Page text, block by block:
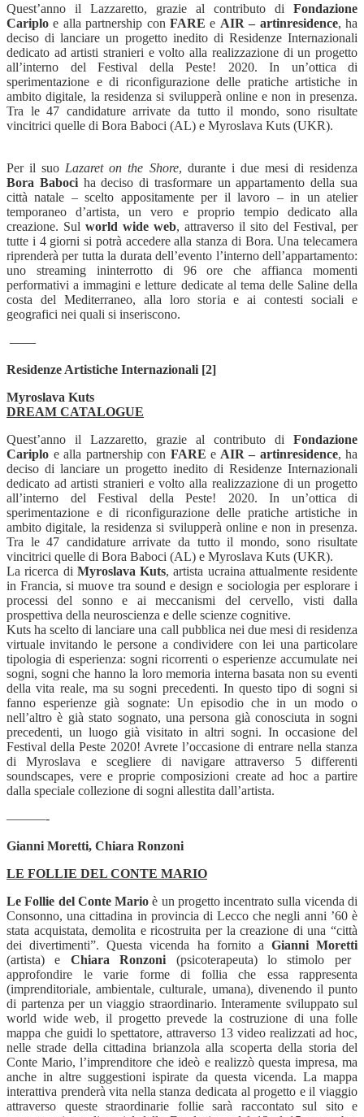
Quest’anno il Lazzaretto, grazie al contributo di Fondazione
Cariplo e alla partnership con FARE e AIR – artinresidence, ha
deciso di lanciare un progetto inedito di Residenze Internazionali
dedicato ad artisti stranieri e volto alla realizzazione di un progetto
all’interno del Festival della Peste! 2020. In un’ottica di
sperimentazione e di riconfigurazione delle pratiche artistiche in
ambito digitale, la residenza si svilupperà online e non in presenza.
Tra le 47 candidature arrivate da tutto il mondo, sono risultate
vincitrici quelle di Bora Baboci (AL) e Myroslava Kuts (UKR).
Per il suo Lazaret on the Shore, durante i due mesi di residenza
Bora Babociha deciso di trasformare un appartamento della sua
città natale – scelto appositamente per il lavoro – in un atelier
temporaneo d’artista, un vero e proprio tempio dedicato alla
creazione. Sul world wide web, attraverso il sito del Festival, per
tutte i 4 giorni si potrà accedere alla stanza di Bora. Una telecamera
riprenderà per tutta la durata dell’evento l’interno dell’appartamento:
uno streaming ininterrotto di 96 ore che affianca momenti
performativi a immagini e letture dedicate al tema delle Saline della
costa del Mediterraneo, alla loro storia e ai contesti sociali e
geografici nei quali si inseriscono.
——
Residenze Artistiche Internazionali [2]
Myroslava Kuts
DREAM CATALOGUE
Quest’anno il Lazzaretto, grazie al contributo di Fondazione
Cariplo e alla partnership con FARE e AIR – artinresidence, ha
deciso di lanciare un progetto inedito di Residenze Internazionali
dedicato ad artisti stranieri e volto alla realizzazione di un progetto
all’interno del Festival della Peste! 2020. In un’ottica di
sperimentazione e di riconfigurazione delle pratiche artistiche in
ambito digitale, la residenza si svilupperà online e non in presenza.
Tra le 47 candidature arrivate da tutto il mondo, sono risultate
vincitrici quelle di Bora Baboci (AL) e Myroslava Kuts (UKR).
La ricerca di Myroslava Kuts, artista ucraina attualmente residente
in Francia, si muove tra sound e design e sociologia per esplorare i
processi del sonno e ai meccanismi del cervello, visti dalla
prospettiva della neuroscienza e delle scienze cognitive.
Kuts ha scelto di lanciare una call pubblica nei due mesi di residenza
virtuale invitando le persone a condividere con lei una particolare
tipologia di esperienza: sogni ricorrenti o esperienze accumulate nei
sogni, sogni che hanno la loro memoria interna basata non su eventi
della vita reale, ma su sogni precedenti. In questo tipo di sogni si
fanno esperienze già sognate: Un episodio che in un modo o
nell’altro è già stato sognato, una persona già conosciuta in sogni
precedenti, un luogo già visitato in altri sogni. In occasione del
Festival della Peste 2020! Avrete l’occasione di entrare nella stanza
di Myroslava e scegliere di navigare attraverso 5 differenti
soundscapes, vere e proprie composizioni create ad hoc a partire
dalla speciale collezione di sogni allestita dall’artista.
———-
Gianni Moretti, Chiara Ronzoni
LE FOLLIE DEL CONTE MARIO
Le Follie del Conte Mario è un progetto incentrato sulla vicenda di
Consonno, una cittadina in provincia di Lecco che negli anni ’60 è
stata acquistata, demolita e ricostruita per la creazione di una “città
dei divertimenti”. Questa vicenda ha fornito a Gianni Moretti
(artista) e Chiara Ronzoni (psicoterapeuta) lo stimolo per
approfondire le varie forme di follia che essa rappresenta
(imprenditoriale, ambientale, culturale, umana), divenendo il punto
di partenza per un viaggio straordinario. Interamente sviluppato sul
world wide web, il progetto prevede la costruzione di una folle
mappa che guidi lo spettatore, attraverso 13 video realizzati ad hoc,
nelle strade della cittadina brianzola alla scoperta della storia del
Conte Mario, l’imprenditore che ideò e realizzò questa impresa, ma
anche in altre suggestioni ispirate da questa vicenda. La mappa
interattiva prenderà vita nella stanza dedicata al progetto e il viaggio
attraverso queste straordinarie follie sarà raccontato sul sito e